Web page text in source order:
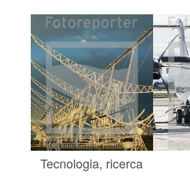
Tecnologia, ricerca